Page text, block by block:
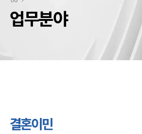
업무분야
결혼이민